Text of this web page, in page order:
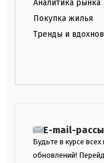
Аналитика рынка
Покупка жилья
Тренды и
E-mail-
Будьте в курсе всех
обновлений!